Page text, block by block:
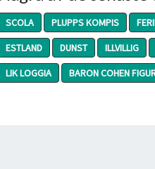
SCOLA PLUPPS KOMPIS
ESTLAND
DUNST ILLVILLIG
LIK LOGGIA
BARON COHEN